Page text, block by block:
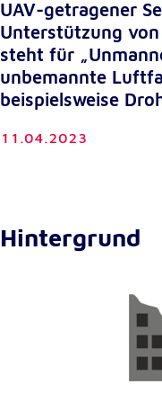
UAV-getragener
Unterstützung
steht für
unbemannte
beispielsweise
11.04.2023
Hintergrund
unsere
Google
Name:
_ga, _gid,
Anbieter:
Cookie Laufzeit:
Google Tag